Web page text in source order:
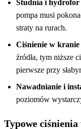
Studnia i hydrofor
pompa musi
straty na rurach.
Ciśnienie w
źródła, tym niższe
pierwsze przy
Nawadnianie i
poziomów
Typowe